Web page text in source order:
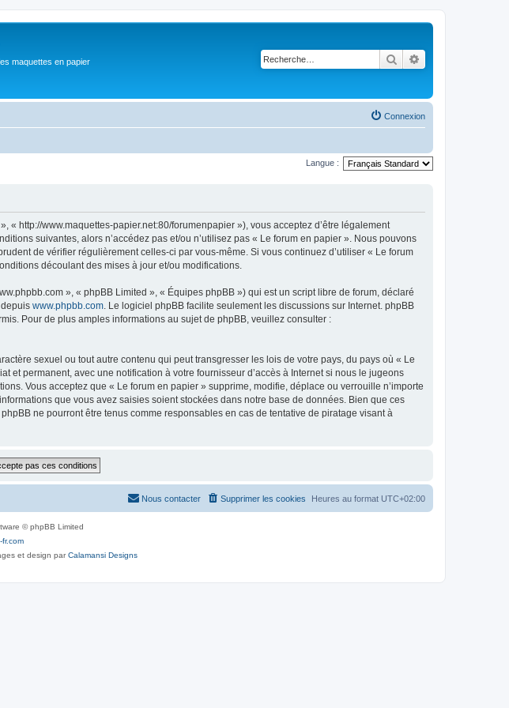
maquettes en papier Rechercher
Connexion
Langue :
http://www.maquettes-papier.net:80/forumenpapier »), vous acceptez d’être légalement
suivantes, alors n’accédez pas et/ou n’utilisez pas « Le forum en papier ». Nous pouvons
de vérifier régulièrement celles-ci par vous-même. Si vous continuez d’utiliser « Le forum
découlant des mises à jour et/ou modifications.
», « phpBB Limited », « Équipes phpBB ») qui est un script libre de forum, déclaré
www.phpbb.com . Le logiciel phpBB facilite seulement les discussions sur Internet. phpBB
Pour de plus amples informations au sujet de phpBB, veuillez consulter :
sexuel ou tout autre contenu qui peut transgresser les lois de votre pays, du pays où « Le
permanent, avec une notification à votre fournisseur d’accès à Internet si nous le jugeons
Vous acceptez que « Le forum en papier » supprime, modifie, déplace ou verrouille n’importe
que vous avez saisies soient stockées dans notre base de données. Bien que ces
ne pourront être tenus comme responsables en cas de tentative de piratage visant à
Heures au format UTC+02:00
Supprimer les cookies
Nous contacter
© phpBB Limited
et design parCalamansi Designs